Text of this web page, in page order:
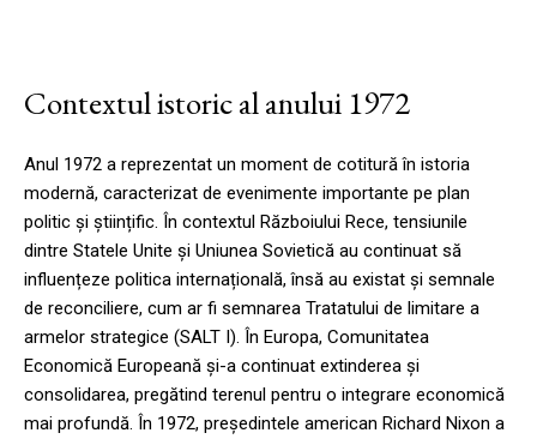
Contextul istoric al anului 1972
Anul 1972 a reprezentat un moment de cotitură în istoria
modernă, caracterizat de evenimente importante pe plan
politic și științific. În contextul Războiului Rece, tensiunile
dintre Statele Unite și Uniunea Sovietică au continuat să
influențeze politica internațională, însă au existat și semnale
de reconciliere, cum ar fi semnarea Tratatului de limitare a
armelor strategice (SALT I). În Europa, Comunitatea
Economică Europeană și-a continuat extinderea și
consolidarea, pregătind terenul pentru o integrare economică
mai profundă. În 1972, președintele american Richard Nixon a